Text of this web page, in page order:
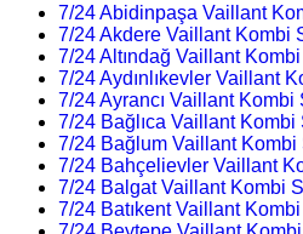
7/24 Abidinpaşa Vaillant
7/24 Akdere Vaillant Kombi
7/24 Altındağ Vaillant
7/24 Aydınlıkevler Vaillant
7/24 Ayrancı Vaillant Kombi
7/24 Bağlıca Vaillant Kombi
7/24 Bağlum Vaillant Kombi
7/24 Bahçelievler Vaillant
7/24 Balgat Vaillant Kombi
7/24 Batıkent Vaillant